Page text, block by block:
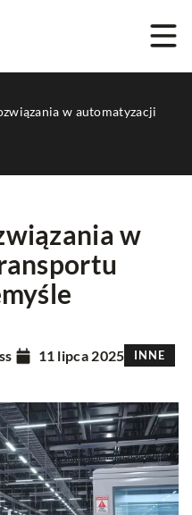
w automatyzacji
w
11 lipca 2025 INNE